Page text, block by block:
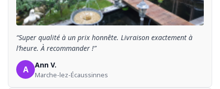
“Super qualité à un prix honnête. Livraison exactement à
l’heure. À recommander !”
A Ann V.
Marche-lez-Écaussinnes